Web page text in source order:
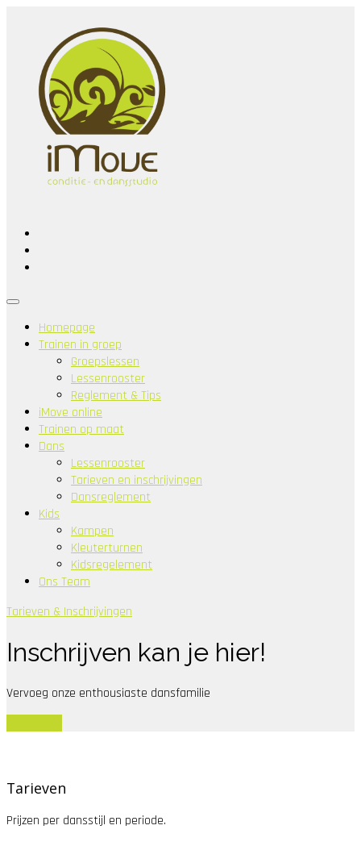
Homepage
Trainen in groep
Groepslessen
Lessenrooster
Reglement & Tips
iMove online
Trainen op maat
Dans
Lessenrooster
Tarieven en inschrijvingen
Dansreglement
Kids
Kampen
Kleuterturnen
Kidsregelement
Ons Team
Tarieven & Inschrijvingen
Inschrijven kan je hier!
Vervoeg onze enthousiaste dansfamilie
Tarieven
Prijzen per dansstijl en periode.